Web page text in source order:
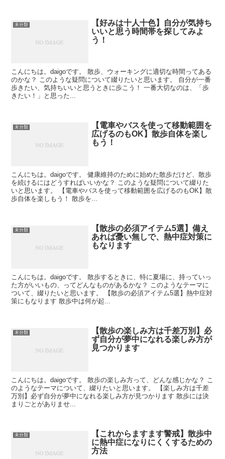
未分類
【好みは十人十色】自分が気持ち
いいと思う時間帯を探してみよ
う！
こんにちは。daigoです。 散歩、ウォーキングに適切な時間ってある
のかな？ このような疑問について綴りたいと思います。 自分が一番
歩きたい、気持ちいいと思うときに歩こう！ 一番大切なのは、「歩
きたい！」と思った...
未分類
【電車やバスを使って移動範囲を
広げるのもOK】散歩自体を楽し
もう！
こんにちは。daigoです。 健康維持のために始めた散歩だけど、散歩
を続けるにはどうすればいいかな？ このような疑問について綴りた
いと思います。 【電車やバスを使って移動範囲を広げるのもOK】散
歩自体を楽しもう！ 散歩を...
未分類
【散歩の必須アイテム5選】備え
あれば憂い無しで、熱中症対策に
もなります
こんにちは。daigoです。 散歩するときに、特に夏場に、持っていっ
た方がいいもの、ってどんなものがあるかな？ このようなテーマに
ついて、綴りたいと思います。 【散歩の必須アイテム5選】熱中症対
策にもなります 散歩中は何が起...
未分類
【散歩の楽しみ方は千差万別】必
ず自分が夢中になれる楽しみ方が
見つかります
こんにちは。daigoです。 散歩の楽しみ方って、どんな感じかな？ こ
のようなテーマについて、綴りたいと思います。 【楽しみ方は千差
万別】必ず自分が夢中になれる楽しみ方が見つかります 散歩には決
まりごとがありませ...
未分類
【これからますます警戒】散歩中
に熱中症になりにくくするための
方法